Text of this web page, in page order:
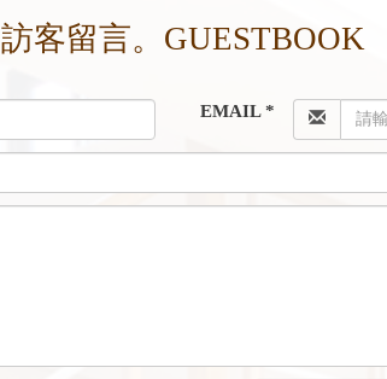
訪客留言。GUESTBOOK
EMAIL *